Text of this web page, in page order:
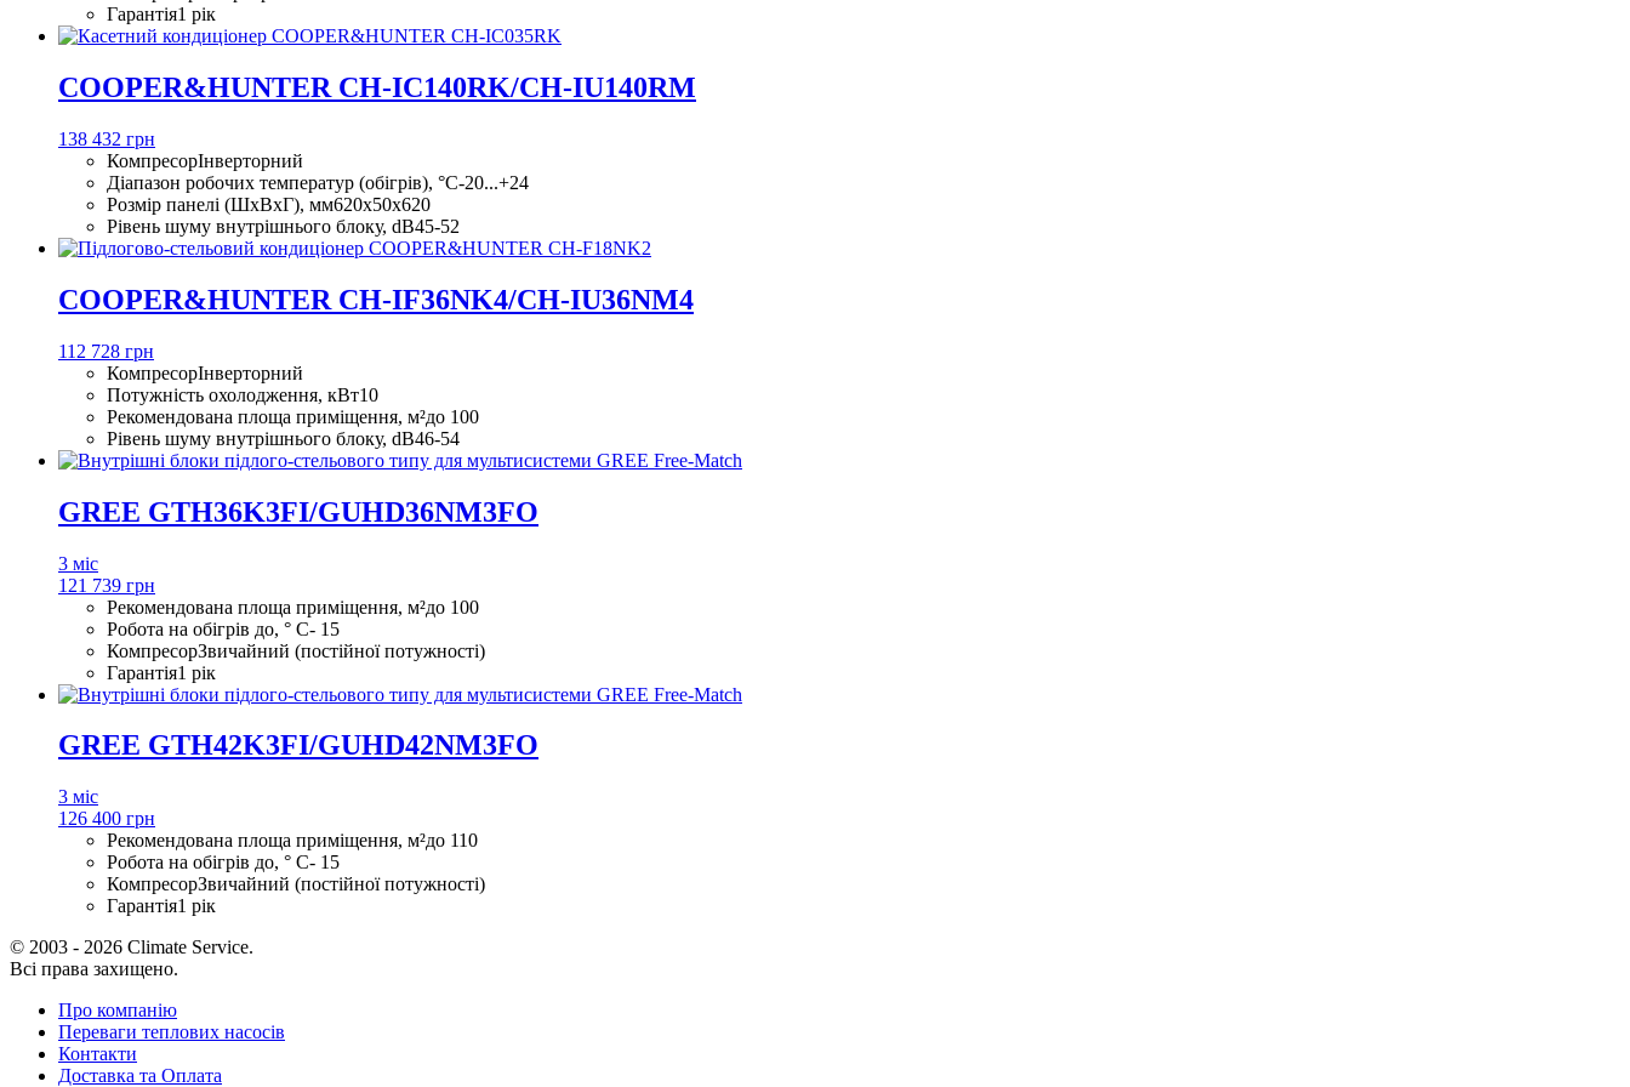
Гарантія1 рік
COOPER&HUNTER CH-IC140RK/CH-IU140RM
138 432 грн
КомпресорІнверторний
Діапазон робочих температур (обігрів), °С-20...+24
Розмір панелі (ШхВхГ), мм620х50х620
Рівень шуму внутрішнього блоку, dB45-52
COOPER&HUNTER CH-IF36NK4/CH-IU36NM4
112 728 грн
КомпресорІнверторний
Потужність охолодження, кВт10
Рекомендована площа приміщення, м²до 100
Рівень шуму внутрішнього блоку, dB46-54
GREE GTH36K3FI/GUHD36NM3FO
3 міс
121 739 грн
Рекомендована площа приміщення, м²до 100
Робота на обігрів до, ° С- 15
КомпресорЗвичайний (постійної потужності)
Гарантія1 рік
GREE GTH42K3FI/GUHD42NM3FO
3 міс
126 400 грн
Рекомендована площа приміщення, м²до 110
Робота на обігрів до, ° С- 15
КомпресорЗвичайний (постійної потужності)
Гарантія1 рік
© 2003 - 2026 Climate Service.
Всі права захищено.
Про компанію
Переваги теплових насосів
Контакти
Доставка та Оплата